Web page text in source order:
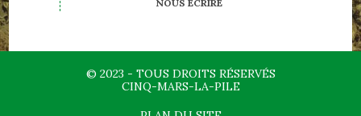
NOUS ÉCRIRE
© 2023 - TOUS DROITS RÉSERVÉS
CINQ-MARS-LA-PILE